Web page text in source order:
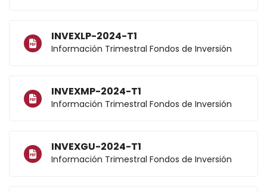
INVEXLP-2024-T1
Información Trimestral Fondos de Inversión
INVEXMP-2024-T1
Información Trimestral Fondos de Inversión
INVEXGU-2024-T1
Información Trimestral Fondos de Inversión